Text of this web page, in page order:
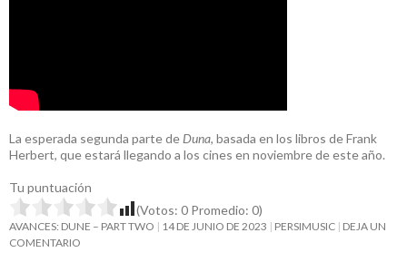
La esperada segunda parte de Duna, basada en los libros de Frank
Herbert, que estará llegando a los cines en noviembre de este año.
Tu puntuación
(Votos: 0 Promedio: 0)
AVANCES: DUNE – PART TWO 14 DE JUNIO DE 2023 PERSIMUSIC DEJA UN
COMENTARIO